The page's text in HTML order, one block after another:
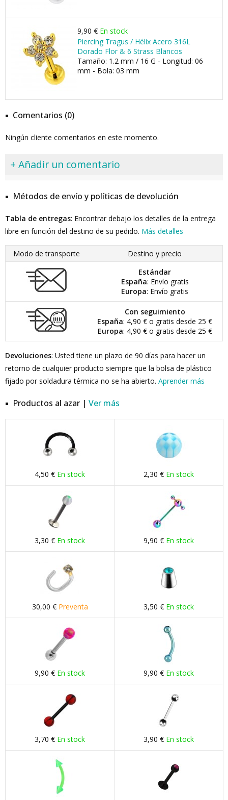
9,90 € En stock
Piercing Tragus / Hélix Acero 316L
Dorado Flor & 6 Strass Blancos
Tamaño: 1.2 mm / 16 G - Longitud: 06
mm - Bola: 03 mm
Comentarios (0)
Ningún cliente comentarios en este momento.
+ Añadir un comentario
Métodos de envío y políticas de devolución
Tabla de entregas: Encontrar debajo los detalles de la entrega
libre en función del destino de su pedido. Más detalles
Modo de transporte
Destino y precio
Estándar
España: Envío gratis
Europa: Envío gratis
Con seguimiento
España: 4,90 € o gratis desde 25 €
Europa: 4,90 € o gratis desde 25 €
Devoluciones: Usted tiene un plazo de 90 días para hacer un
retorno de cualquier producto siempre que la bolsa de plástico
fijado por soldadura térmica no se ha abierto. Aprender más
Productos al azar | Ver más
4,50 € En stock 2,30 € En stock
3,30 € En stock 9,90 € En stock
30,00 € Preventa 3,50 € En stock
9,90 € En stock 9,90 € En stock
3,70 € En stock 3,90 € En stock